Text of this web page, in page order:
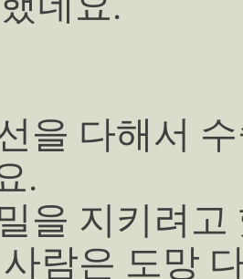
을 다해서
.
을 지키려
람은 도망